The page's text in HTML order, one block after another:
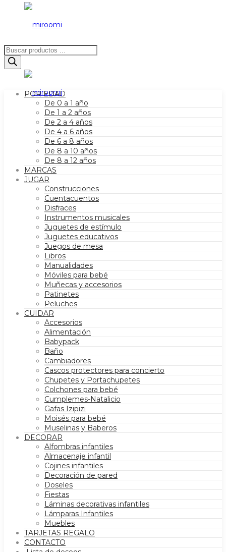
Búsqueda
de
productos
POR EDAD
De 0 a 1 año
De 1 a 2 años
De 2 a 4 años
De 4 a 6 años
De 6 a 8 años
De 8 a 10 años
De 8 a 12 años
MARCAS
JUGAR
Construcciones
Cuentacuentos
Disfraces
Instrumentos musicales
Juguetes de estímulo
Juguetes educativos
Juegos de mesa
Libros
Manualidades
Móviles para bebé
Muñecas y accesorios
Patinetes
Peluches
CUIDAR
Accesorios
Alimentación
Babypack
Baño
Cambiadores
Cascos protectores para concierto
Chupetes y Portachupetes
Colchones para bebé
Cumplemes-Natalicio
Gafas Izipizi
Moisés para bebé
Muselinas y Baberos
DECORAR
Alfombras infantiles
Almacenaje infantil
Cojines infantiles
Decoración de pared
Doseles
Fiestas
Láminas decorativas infantiles
Lámparas Infantiles
Muebles
TARJETAS REGALO
CONTACTO